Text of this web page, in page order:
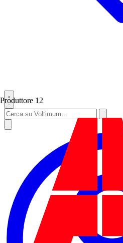
Produttore 12